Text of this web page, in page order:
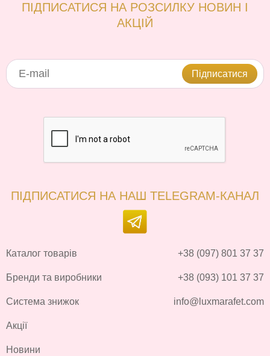
ПІДПИСАТИСЯ НА РОЗСИЛКУ НОВИН І
АКЦІЙ
Підписатися
ПІДПИСАТИСЯ НА НАШ TELEGRAM-КАНАЛ
Каталог товарів
Бренди та виробники
Система знижок
Акції
Новини
+38 (097) 801 37 37
+38 (093) 101 37 37
info@luxmarafet.com